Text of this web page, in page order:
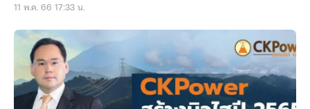
11 พ.ค. 66 17:33 น.